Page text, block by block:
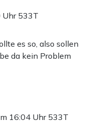
Uhr 533T
es so, also sollen
da kein Problem
16:04 Uhr 533T